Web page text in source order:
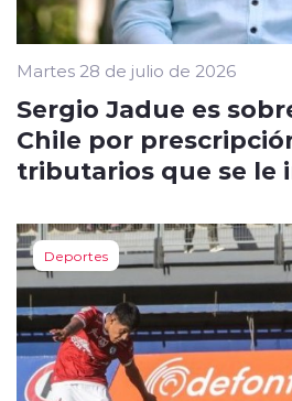
Martes 28 de julio de 2026
Sergio Jadue es
Chile por
tributarios que se le
Deportes